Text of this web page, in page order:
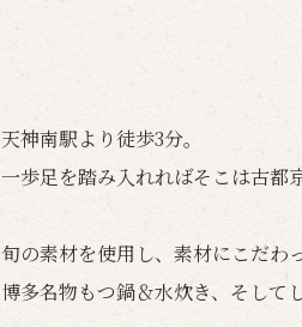
天神南駅より徒歩3分。
一歩足を踏み入れればそこは古都
旬の素材を使用し、素材にこだわ
博多名物もつ鍋＆水炊き、そして